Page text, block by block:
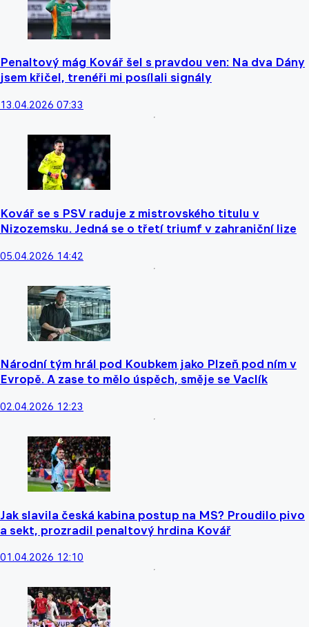
Penaltový mág Kovář šel s pravdou ven: Na dva Dány
jsem křičel, trenéři mi posílali signály
13.04.2026 07:33
Kovář se s PSV raduje z mistrovského titulu v
Nizozemsku. Jedná se o třetí triumf v zahraniční lize
05.04.2026 14:42
Národní tým hrál pod Koubkem jako Plzeň pod ním v
Evropě. A zase to mělo úspěch, směje se Vaclík
02.04.2026 12:23
Jak slavila česká kabina postup na MS? Proudilo pivo
a sekt, prozradil penaltový hrdina Kovář
01.04.2026 12:10